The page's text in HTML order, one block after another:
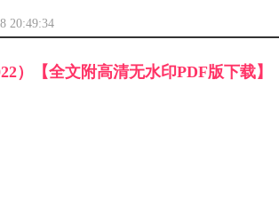
）【全文附高清无水印PDF版下载】